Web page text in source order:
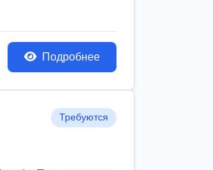
Подробнее
Требуются